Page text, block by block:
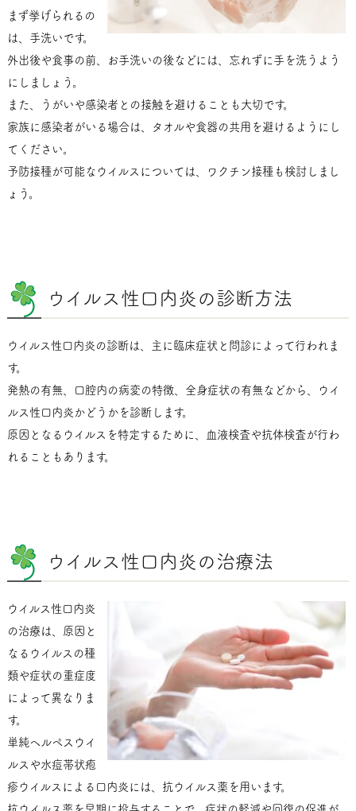
まず挙げられるの
は、手洗いです。
外出後や食事の前、お手洗いの後などには、忘れずに手を洗うよう
にしましょう。
また、うがいや感染者との接触を避けることも大切です。
家族に感染者がいる場合は、タオルや食器の共用を避けるようにし
てください。
予防接種が可能なウイルスについては、ワクチン接種も検討しまし
ょう。
ウイルス性口内炎の診断方法
ウイルス性口内炎の診断は、主に臨床症状と問診によって行われま
す。
発熱の有無、口腔内の病変の特徴、全身症状の有無などから、ウイ
ルス性口内炎かどうかを診断します。
原因となるウイルスを特定するために、血液検査や抗体検査が行わ
れることもあります。
ウイルス性口内炎の治療法
ウイルス性口内炎
の治療は、原因と
なるウイルスの種
類や症状の重症度
によって異なりま
す。
単純ヘルペスウイ
ルスや水痘帯状疱
疹ウイルスによる口内炎には、抗ウイルス薬を用います。